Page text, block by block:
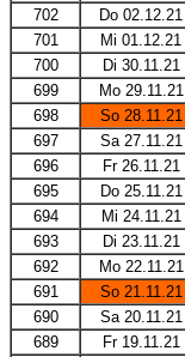
702
Do 02.12.21
701
Mi 01.12.21
700
Di 30.11.21
699
Mo 29.11.21
698
So 28.11.21
697
Sa 27.11.21
696
Fr 26.11.21
695
Do 25.11.21
694
Mi 24.11.21
693
Di 23.11.21
692
Mo 22.11.21
691
So 21.11.21
690
Sa 20.11.21
689
Fr 19.11.21